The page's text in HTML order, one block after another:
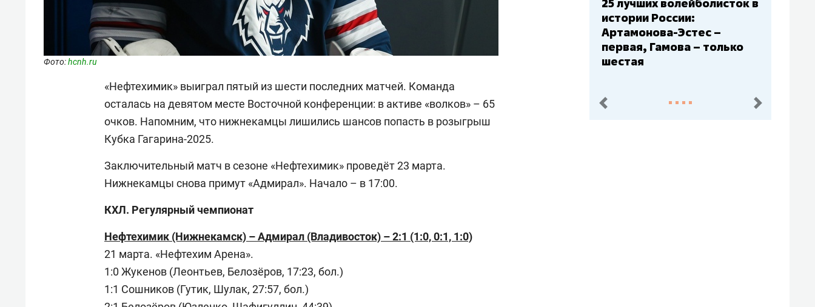
Фото:hcnh.ru
«Нефтехимик» выиграл пятый из шести последних матчей. Команда
осталась на девятом месте Восточной конференции: в активе «волков» – 65
очков. Напомним, что нижнекамцы лишились шансов попасть в розыгрыш
Кубка Гагарина-2025.
Заключительный матч в сезоне «Нефтехимик» проведёт 23 марта.
Нижнекамцы снова примут «Адмирал». Начало – в 17:00.
КХЛ. Регулярный чемпионат
Нефтехимик (Нижнекамск) – Адмирал (Владивосток) – 2:1 (1:0, 0:1, 1:0)
21 марта. «Нефтехим Арена».
1:0 Жукенов (Леонтьев, Белозёров, 17:23, бол.)
1:1 Сошников (Гутик, Шулак, 27:57, бол.)
истории России:
Артамонова-Эстес –
первая, Гамова – только
шестая
пред. след.